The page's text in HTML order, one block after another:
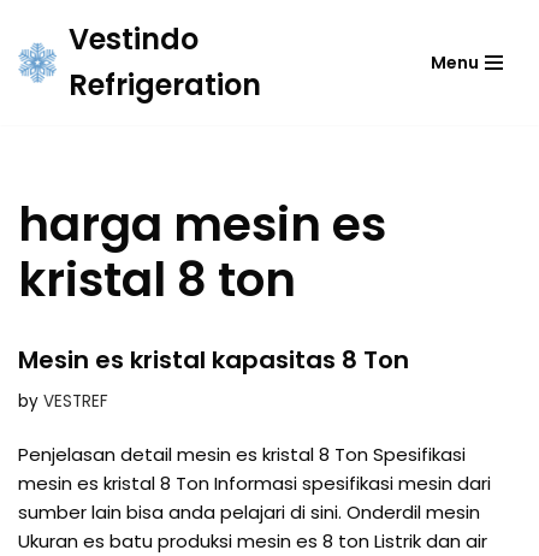
Skip
Vestindo
Refrigeration
Menu
harga mesin es
kristal 8 ton
Mesin es kristal kapasitas 8 Ton
by VESTREF
Penjelasan detail mesin es kristal 8 Ton Spesifikasi
mesin es kristal 8 Ton Informasi spesifikasi mesin dari
sumber lain bisa anda pelajari di sini. Onderdil mesin
Ukuran es batu produksi mesin es 8 ton Listrik dan air